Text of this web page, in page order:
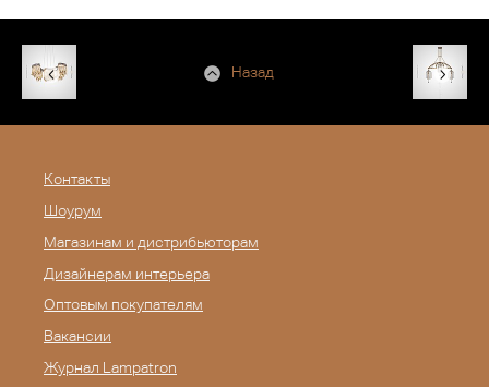
Назад
Контакты
Шоурум
Магазинам и дистрибьюторам
Дизайнерам интерьера
Оптовым покупателям
Вакансии
Журнал Lampatron